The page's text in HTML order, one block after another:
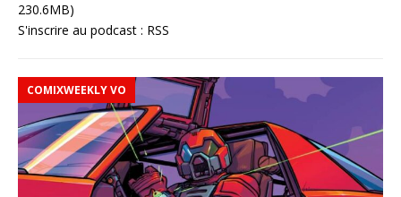
230.6MB)
S'inscrire au podcast : RSS
COMIXWEEKLY VO